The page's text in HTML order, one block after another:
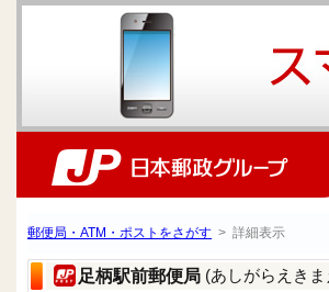
郵便局・ATM・ポストをさがす > 詳細表示
足柄駅前郵便局 (あしがらえき